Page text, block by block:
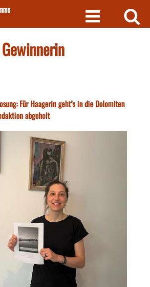
Für Haagerin geht’s in die Dolomiten
abgeholt